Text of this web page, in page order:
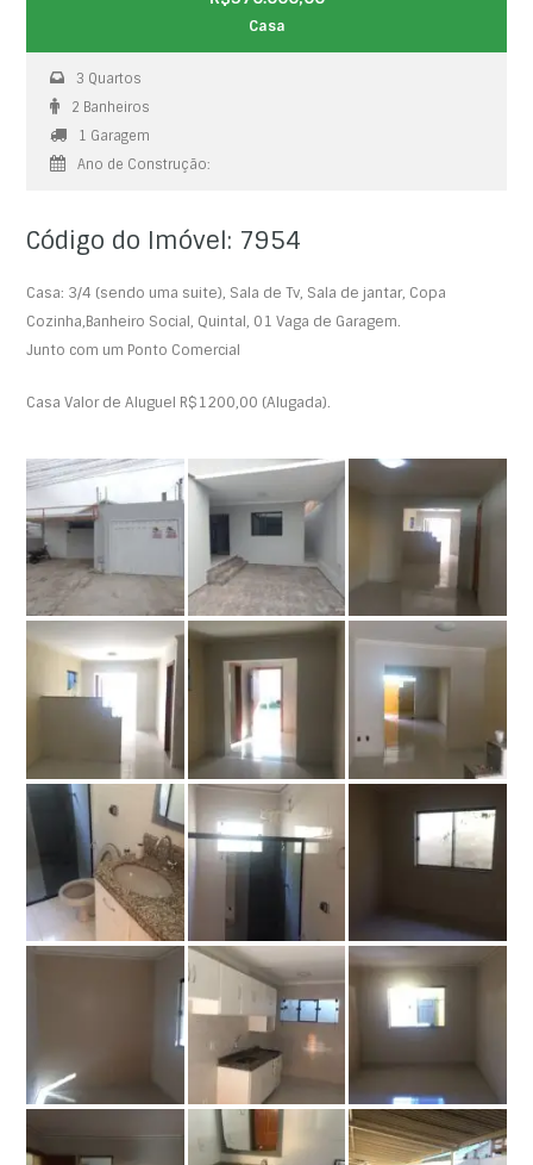
Casa
3 Quartos
2 Banheiros
1 Garagem
Ano de Construção:
Código do Imóvel: 7954
Casa: 3/4 (sendo uma suite), Sala de Tv, Sala de jantar, Copa
Cozinha,Banheiro Social, Quintal, 01 Vaga de Garagem.
Junto com um Ponto Comercial
Casa Valor de Aluguel R$1200,00 (Alugada).